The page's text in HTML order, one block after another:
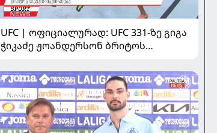
UFC | ოფიციალურად: UFC 331-ზე გიგა
ჭიკაძე ჟოანდერსონ ბრიტოს